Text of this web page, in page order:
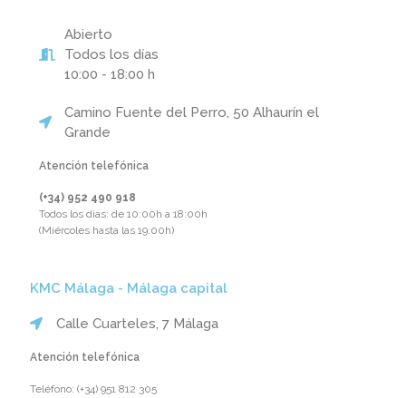
Abierto
Todos los días
10:00 - 18:00 h
Camino Fuente del Perro, 50 Alhaurín el
Grande
Atención telefónica
(+34) 952 490 918‬
Todos los días: de 10:00h a 18:00h
(Miércoles hasta las 19:00h)
KMC Málaga - Málaga capital
Calle Cuarteles, 7 Málaga
Atención telefónica
Teléfono: ‪(+34) 951 812 305‬